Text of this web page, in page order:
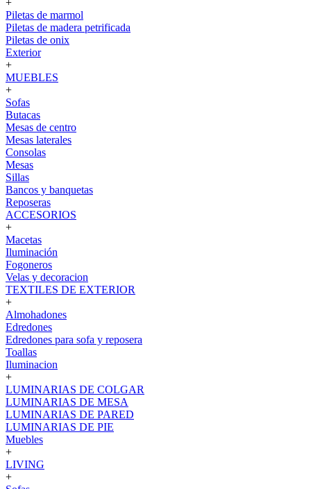
+
Piletas de marmol
Piletas de madera petrificada
Piletas de onix
Exterior
+
MUEBLES
+
Sofas
Butacas
Mesas de centro
Mesas laterales
Consolas
Mesas
Sillas
Bancos y banquetas
Reposeras
ACCESORIOS
+
Macetas
Iluminación
Fogoneros
Velas y decoracion
TEXTILES DE EXTERIOR
+
Almohadones
Edredones
Edredones para sofa y reposera
Toallas
Iluminacion
+
LUMINARIAS DE COLGAR
LUMINARIAS DE MESA
LUMINARIAS DE PARED
LUMINARIAS DE PIE
Muebles
+
LIVING
+